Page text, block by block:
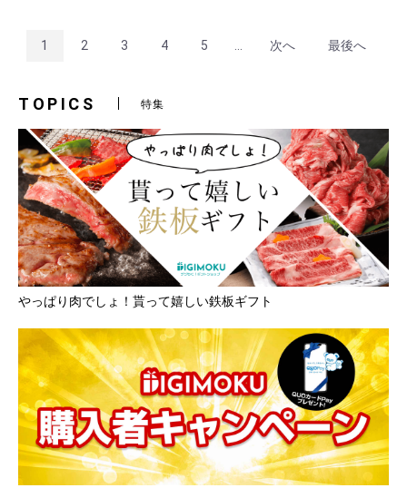
1 2 3 4 5 ... 次へ 最後へ
TOPICS 特集
やっぱり肉でしょ！貰って嬉しい鉄板ギフト